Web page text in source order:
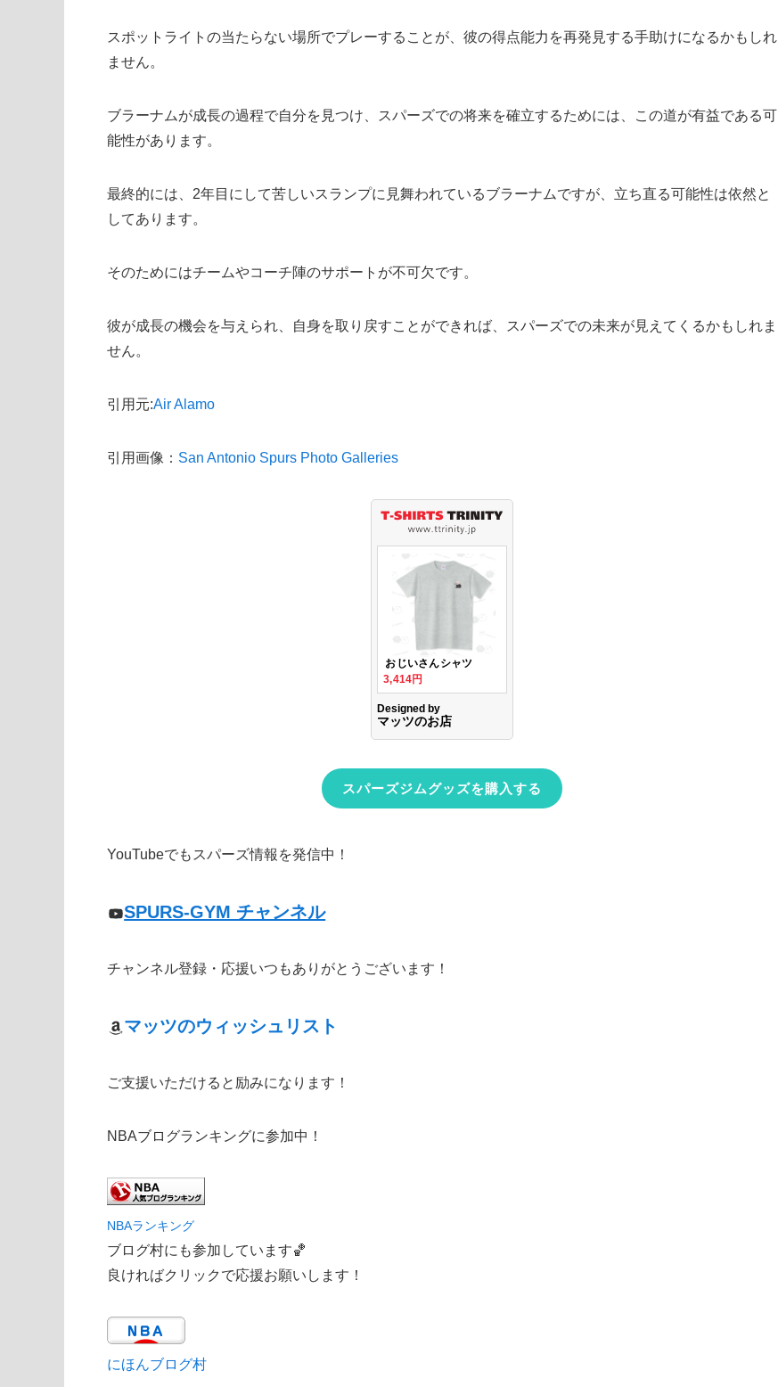
スポットライトの当たらない場所でプレーすることが、彼の得点能力を再発見する手助けになるかもしれ
ません。
ブラーナムが成長の過程で自分を見つけ、スパーズでの将来を確立するためには、この道が有益である可
能性があります。
最終的には、2年目にして苦しいスランプに見舞われているブラーナムですが、立ち直る可能性は依然と
してあります。
そのためにはチームやコーチ陣のサポートが不可欠です。
彼が成長の機会を与えられ、自身を取り戻すことができれば、スパーズでの未来が見えてくるかもしれま
せん。
引用元:Air Alamo
引用画像： San Antonio Spurs Photo Galleries
スパーズジムグッズを購入する
YouTubeでもスパーズ情報を発信中！
SPURS-GYM チャンネル
チャンネル登録・応援いつもありがとうございます！
マッツのウィッシュリスト
ご支援いただけると励みになります！
NBAブログランキングに参加中！
NBAランキング
ブログ村にも参加しています🏀
良ければクリックで応援お願いします！
にほんブログ村